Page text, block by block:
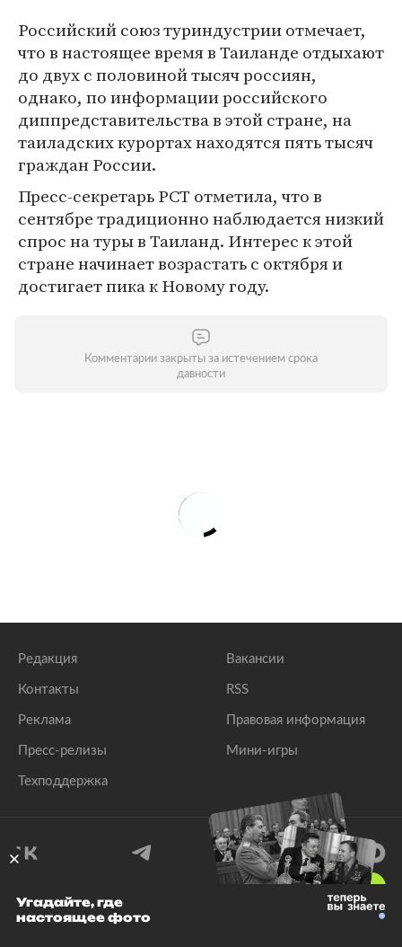
Российский союз туриндустрии отмечает,
что в настоящее время в Таиланде отдыхают
до двух с половиной тысяч россиян,
однако, по информации российского
диппредставительства в этой стране, на
таиладских курортах находятся пять тысяч
граждан России.
Пресс-секретарь РСТ отметила, что в
сентябре традиционно наблюдается низкий
спрос на туры в Таиланд. Интерес к этой
стране начинает возрастать с октября и
достигает пика к Новому году.
Комментарии закрыты за истечением срока
давности
Редакция
Контакты
Реклама
Пресс-релизы
Техподдержка
Вакансии
RSS
Правовая информация
Мини-игры
© 1999–2026 Все права защищены.
Угадайте, где
настоящее фото